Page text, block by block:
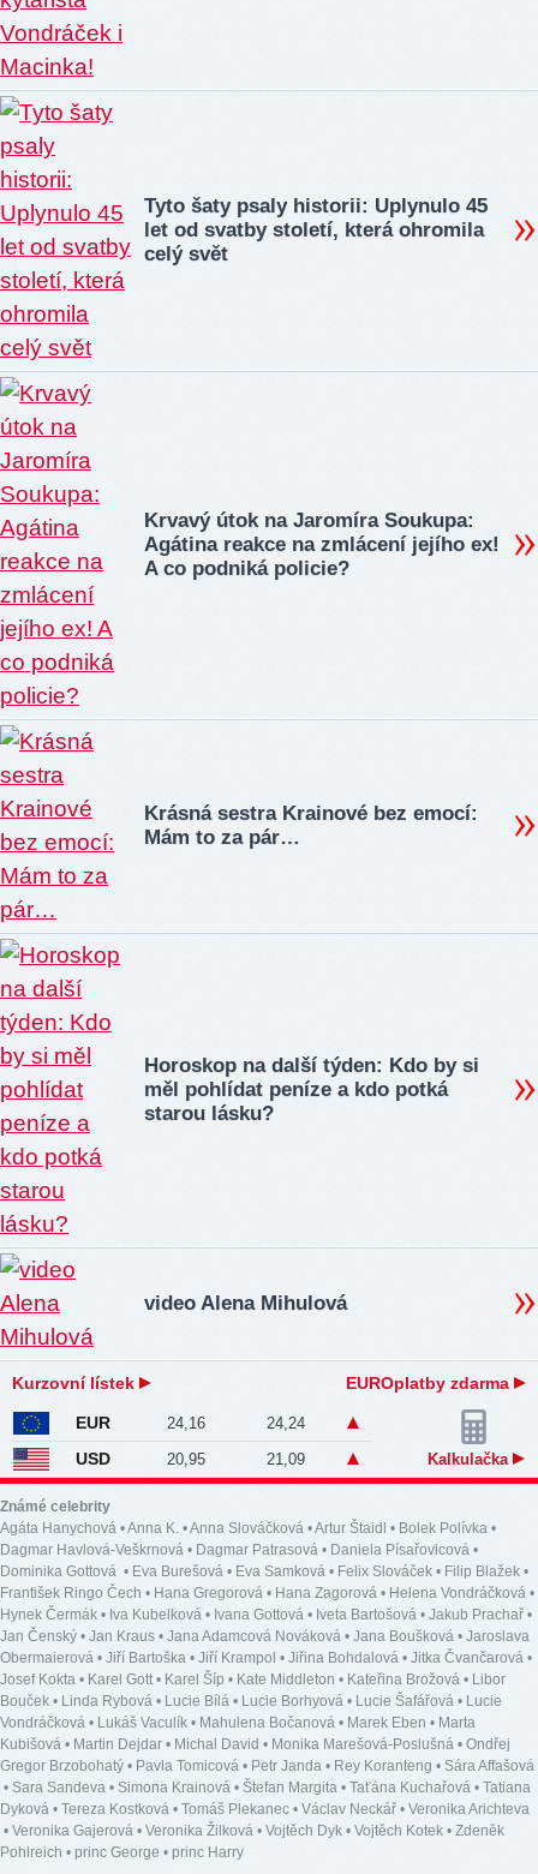
Tyto šaty psaly historii: Uplynulo 45
let od svatby století, která ohromila
celý svět
Krvavý útok na Jaromíra Soukupa:
Agátina reakce na zmlácení jejího ex!
A co podniká policie?
Krásná sestra Krainové bez emocí:
Mám to za pár…
Horoskop na další týden: Kdo by si
měl pohlídat peníze a kdo potká
starou lásku?
video Alena Mihulová
Kurzovní lístek EUROplatby zdarma
EUR 24,16 24,24
USD 20,95 21,09 Kalkulačka
Známé celebrity
Agáta Hanychová •Anna K. •Anna Slováčková •Artur Štaidl • Bolek Polívka •
Dagmar Havlová-Veškrnová • Dagmar Patrasová • Daniela Písařovicová •
Dominika Gottová • Eva Burešová • Eva Samková • Felix Slováček • Filip Blažek •
František Ringo Čech • Hana Gregorová • Hana Zagorová • Helena Vondráčková •
Hynek Čermák • Iva Kubelková • Ivana Gottová • Iveta Bartošová • Jakub Prachař •
Jan Čenský • Jan Kraus • Jana Adamcová Nováková • Jana Boušková • Jaroslava
Obermaierová • Jiří Bartoška • Jiří Krampol • Jiřina Bohdalová • Jitka Čvančarová •
Josef Kokta • Karel Gott • Karel Šíp • Kate Middleton • Kateřina Brožová • Libor
Bouček • Linda Rybová • Lucie Bílá • Lucie Borhyová • Lucie Šafářová • Lucie
Vondráčková • Lukáš Vaculík • Mahulena Bočanová • Marek Eben • Marta
Kubišová • Martin Dejdar • Michal David • Monika Marešová-Poslušná • Ondřej
Gregor Brzobohatý • Pavla Tomicová • Petr Janda • Rey Koranteng • Sára Affašová
• Sara Sandeva • Simona Krainová • Štefan Margita • Taťána Kuchařová • Tatiana
Dyková • Tereza Kostková • Tomáš Plekanec • Václav Neckář • Veronika Arichteva
• Veronika Gajerová • Veronika Žilková • Vojtěch Dyk • Vojtěch Kotek • Zdeněk
Pohlreich • princ George • princ Harry